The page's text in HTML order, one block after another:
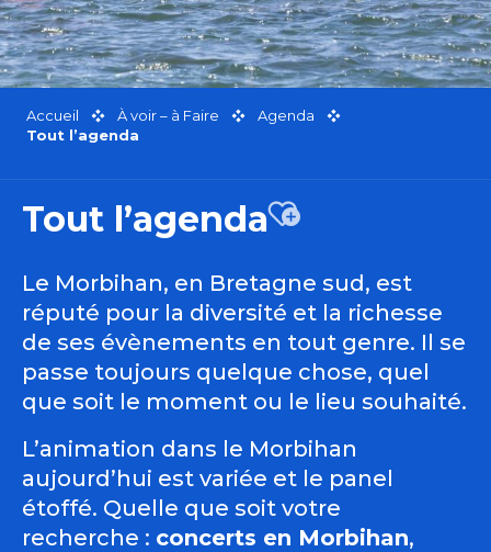
Accueil À voir – à Faire
Agenda
Tout l’agenda
Tout l’agendaAjouter aux
Le Morbihan, en Bretagne sud, est
réputé pour la diversité et la richesse
de ses évènements en tout genre. Il se
passe toujours quelque chose, quel
que soit le moment ou le lieu souhaité.
L’animation dans le Morbihan
aujourd’hui est variée et le panel
étoffé. Quelle que soit votre
recherche : concerts en Morbihan,